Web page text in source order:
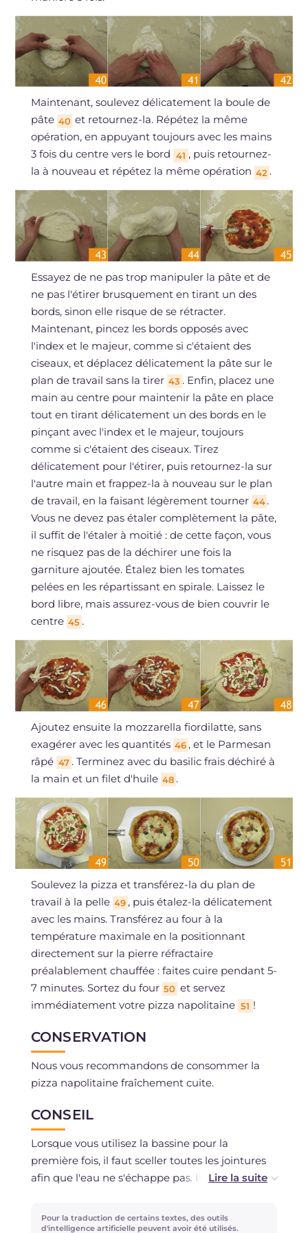
Maintenant, soulevez délicatement la boule de
pâte 40 et retournez-la. Répétez la même
opération, en appuyant toujours avec les mains
3 fois du centre vers le bord 41 , puis retournez-
la à nouveau et répétez la même opération 42 .
Essayez de ne pas trop manipuler la pâte et de
ne pas l'étirer brusquement en tirant un des
bords, sinon elle risque de se rétracter.
Maintenant, pincez les bords opposés avec
l'index et le majeur, comme si c'étaient des
ciseaux, et déplacez délicatement la pâte sur le
plan de travail sans la tirer 43 . Enfin, placez une
main au centre pour maintenir la pâte en place
tout en tirant délicatement un des bords en le
pinçant avec l'index et le majeur, toujours
comme si c'étaient des ciseaux. Tirez
délicatement pour l'étirer, puis retournez-la sur
l'autre main et frappez-la à nouveau sur le plan
de travail, en la faisant légèrement tourner 44 .
Vous ne devez pas étaler complètement la pâte,
il suffit de l'étaler à moitié : de cette façon, vous
ne risquez pas de la déchirer une fois la
garniture ajoutée. Étalez bien les tomates
pelées en les répartissant en spirale. Laissez le
bord libre, mais assurez-vous de bien couvrir le
centre 45 .
Ajoutez ensuite la mozzarella fiordilatte, sans
exagérer avec les quantités 46 , et le Parmesan
râpé 47 . Terminez avec du basilic frais déchiré à
la main et un filet d'huile 48 .
Soulevez la pizza et transférez-la du plan de
travail à la pelle 49 , puis étalez-la délicatement
avec les mains. Transférez au four à la
température maximale en la positionnant
directement sur la pierre réfractaire
préalablement chauffée : faites cuire pendant 5-
7 minutes. Sortez du four 50 et servez
immédiatement votre pizza napolitaine 51 !
CONSERVATION
Nous vous recommandons de consommer la
pizza napolitaine fraîchement cuite.
CONSEIL
Lorsque vous utilisez la bassine pour la
première fois, il faut sceller toutes les jointures
afin que l'eau ne s'échappe pas. Il suffit de créer
l'étaler avec le doigt sur tous les points
d'intersection du bois, les coins et les creux.
Pour la traduction de certains textes, des outils
d'intelligence artificielle peuvent avoir été utilisés.